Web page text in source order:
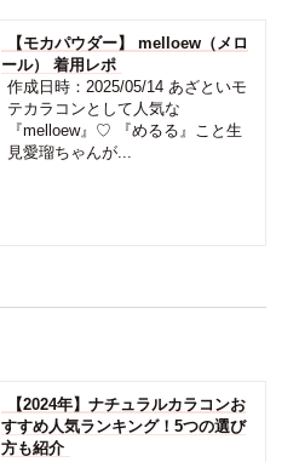
【モカパウダー】 melloew（メロ
ール） 着用レポ
作成日時：2025/05/14 あざといモ
テカラコンとして人気な
『melloew』♡ 『めるる』こと生
見愛瑠ちゃんが...
【2024年】ナチュラルカラコンお
すすめ人気ランキング！5つの選び
方も紹介